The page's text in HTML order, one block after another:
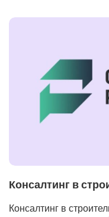
Консалтинг в
Консалтинг в